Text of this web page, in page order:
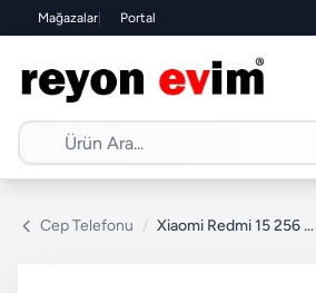
Mağazalar| Portal
Cep Telefonu / Xiaomi Redmi 15 256 GB